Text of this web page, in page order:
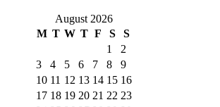
August 2026
M T W T F S
S
1
2
3
4 5 6 7 8
9
10 11 12 13 14 15 16
17 18 19 20 21 22 23